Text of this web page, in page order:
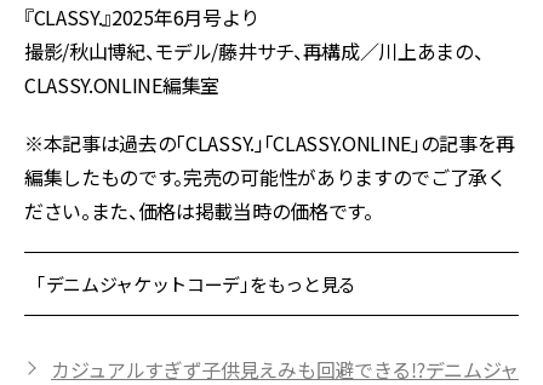
『CLASSY.』2025年6月号より
撮影/秋山博紀、モデル/藤井サチ、再構成／川上あまの、
CLASSY.ONLINE編集室
※本記事は過去の「CLASSY.」「CLASSY.ONLINE」の記事を再
編集したものです。完売の可能性がありますのでご了承く
ださい。また、価格は掲載当時の価格です。
「デニムジャケットコーデ」をもっと見る
カジュアルすぎず子供見えみも回避できる⁉デニムジャ